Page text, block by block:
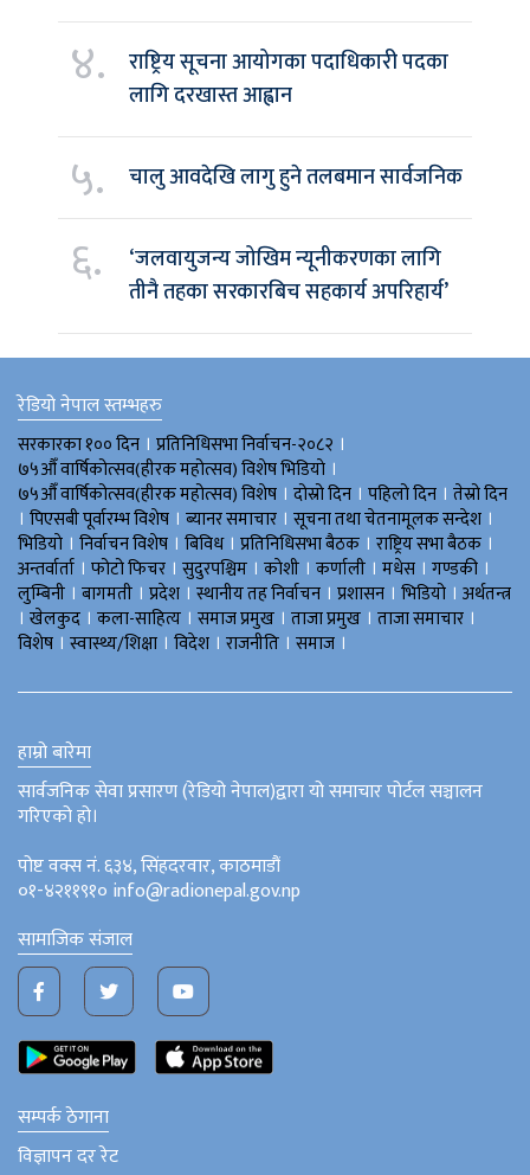
४.
राष्ट्रिय सूचना आयोगका पदाधिकारी पदका
लागि दरखास्त आह्वान
५. चालु आवदेखि लागु हुने तलबमान सार्वजनिक
६.
‘जलवायुजन्य जोखिम न्यूनीकरणका लागि
तीनै तहका सरकारबिच सहकार्य अपरिहार्य’
रेडियो नेपाल स्तम्भहरु
सरकारका १०० दिन । प्रतिनिधिसभा निर्वाचन-२०८२ ।
७५औँ वार्षिकोत्सव(हीरक महोत्सव) विशेष भिडियाे ।
७५औँ वार्षिकोत्सव(हीरक महोत्सव) विशेष । दोस्रो दिन । पहिलो दिन । तेस्रो दिन
। पिएसबी पूर्वारम्भ विशेष । ब्यानर समाचार । सूचना तथा चेतनामूलक सन्देश ।
भिडियाे । निर्वाचन विशेष । बिविध। प्रतिनिधिसभा बैठक । राष्ट्रिय सभा बैठक ।
अन्तर्वार्ता । फोटो फिचर । सुदुरपश्चिम । काेशी । कर्णाली । मधेस । गण्डकी ।
लुम्बिनी । बागमती । प्रदेश । स्थानीय तह निर्वाचन । प्रशासन । भिडियो । अर्थतन्त्र
। खेलकुद । कला-साहित्य । समाज प्रमुख । ताजा प्रमुख । ताजा समाचार ।
विशेष । स्वास्थ्य/शिक्षा । विदेश । राजनीति । समाज ।
हाम्रो बारेमा
सार्वजनिक सेवा प्रसारण (रेडियो नेपाल)द्वारा यो समाचार पोर्टल सञ्चालन
गरिएको हो।
पोष्ट वक्स नं. ६३४, सिंहदरवार, काठमाडौं
०१-४२११९१० info@radionepal.gov.np
सामाजिक संजाल
सम्पर्क ठेगाना
विज्ञापन दर रेट